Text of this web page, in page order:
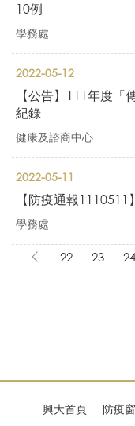
10例
學務處
2022-05-12
【公告】111年度
紀錄
健康及諮商中心
2022-05-11
【防疫通報
學務處
22 23 24
興大首頁 防疫